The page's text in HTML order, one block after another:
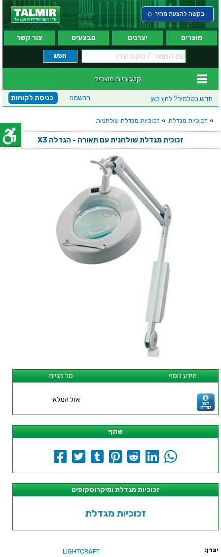
בקשה להצעת מחיר 0
מוצרים יצרנים מבצעים צור קשר
קטגוריות מוצרים
חדש בטלמיר? לחץ כאן כניסת לקוחות הרשמה
» זכוכיות מגדלת » זכוכיות מגדלת שולחניות
זכוכית מגדלת שולחנית עם תאורה - הגדלה X3
סל קניות מידע נוסף
אזל המלאי
שתף
זכוכיות מגדלת ומיקרוסקופים
זכוכיות מגדלת
יצרן: LIGHTCRAFT